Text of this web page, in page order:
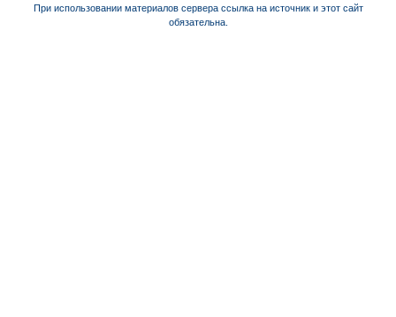
При использовании материалов сервера ссылка на источник и этот сайт
обязательна.